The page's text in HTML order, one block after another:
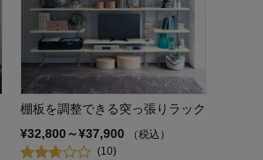
棚板を調整できる突っ張りラック
¥32,800～¥37,900
（税込）
(10)